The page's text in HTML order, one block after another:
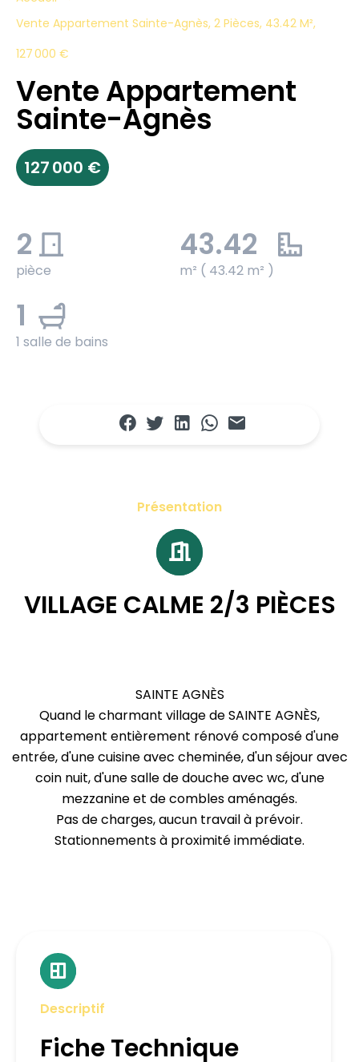
Vente Appartement Sainte-Agnès, 2 Pièces, 43.42 M²,
127 000 €
Vente Appartement
Sainte-Agnès
127 000 €
2
pièce
43.42
m² ( 43.42 m² )
1
1 salle de bains
Présentation
VILLAGE CALME 2/3 PIÈCES
SAINTE AGNÈS
Quand le charmant village de SAINTE AGNÈS,
appartement entièrement rénové composé d'une
entrée, d'une cuisine avec cheminée, d'un séjour avec
coin nuit, d'une salle de douche avec wc, d'une
mezzanine et de combles aménagés.
Pas de charges, aucun travail à prévoir.
Stationnements à proximité immédiate.
Descriptif
Fiche Technique